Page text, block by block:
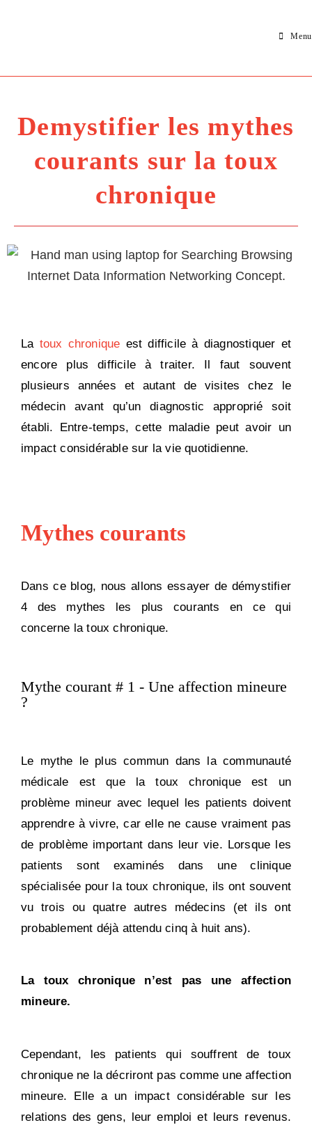
Menu
Demystifier les mythes
courants sur la toux
chronique
La toux chronique est difficile à diagnostiquer et
encore plus difficile à traiter. Il faut souvent
plusieurs années et autant de visites chez le
médecin avant qu’un diagnostic approprié soit
établi. Entre-temps, cette maladie peut avoir un
impact considérable sur la vie quotidienne.
Mythes courants
Dans ce blog, nous allons essayer de démystifier
4 des mythes les plus courants en ce qui
concerne la toux chronique.
Mythe courant # 1 - Une affection mineure
?
Le mythe le plus commun dans la communauté
médicale est que la toux chronique est un
problème mineur avec lequel les patients doivent
apprendre à vivre, car elle ne cause vraiment pas
de problème important dans leur vie. Lorsque les
patients sont examinés dans une clinique
spécialisée pour la toux chronique, ils ont souvent
vu trois ou quatre autres médecins (et ils ont
probablement déjà attendu cinq à huit ans).
La toux chronique n’est pas une affection
mineure.
Cependant, les patients qui souffrent de toux
chronique ne la décriront pas comme une affection
mineure. Elle a un impact considérable sur les
relations des gens, leur emploi et leurs revenus.